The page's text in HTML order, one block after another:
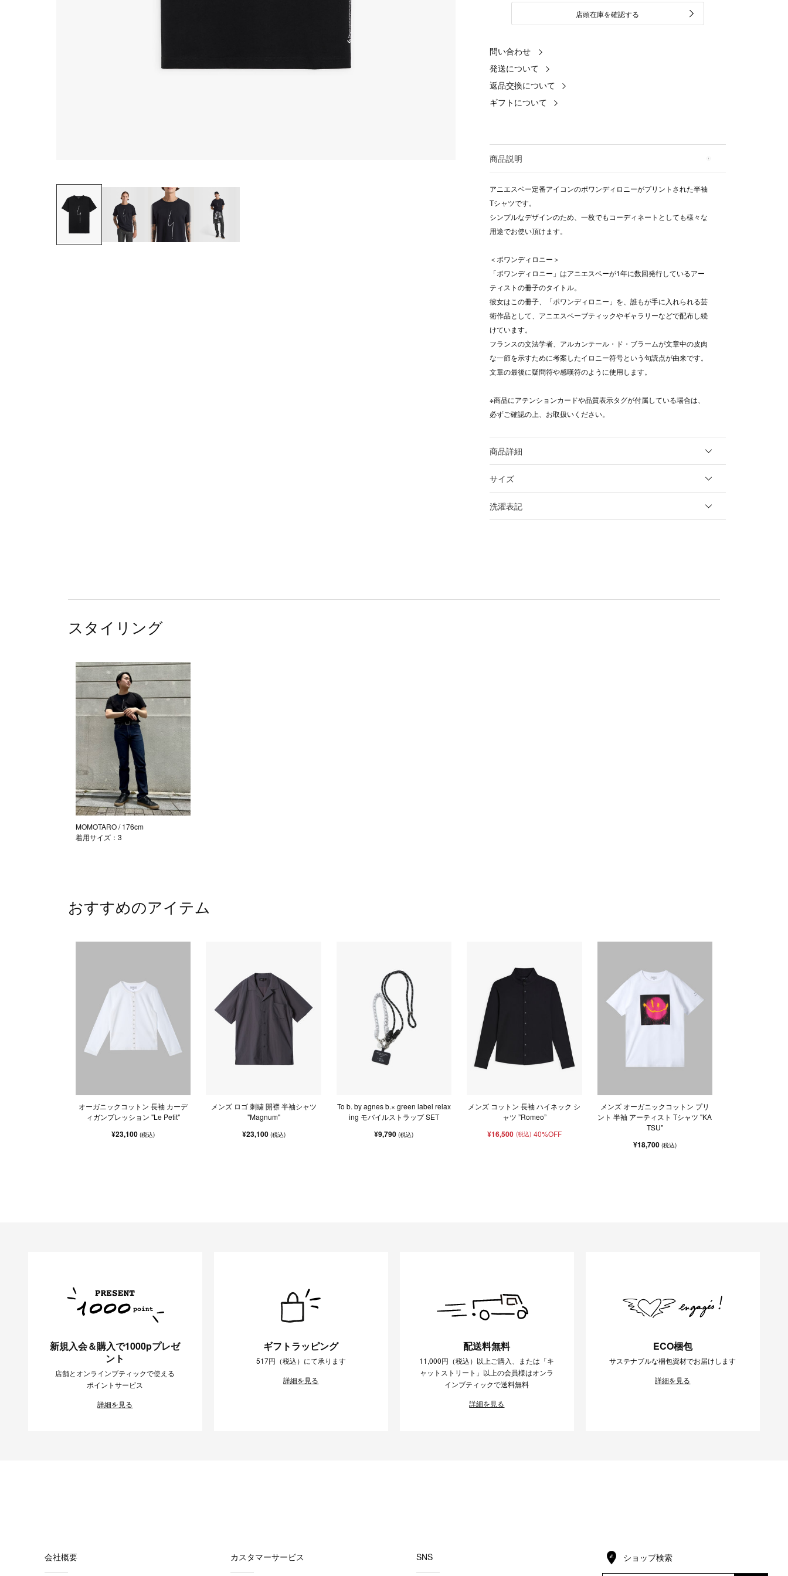
店頭在庫を確認する
問い合わせ
発送について
返品交換について
ギフトについて
商品説明
アニエスベー定番アイコンのポワンディロニーがプリントされた半袖
Tシャツです。
シンプルなデザインのため、一枚でもコーディネートとしても様々な
用途でお使い頂けます。
＜ポワンディロニー＞
「ポワンディロニー」はアニエスベーが1年に数回発行しているアー
ティストの冊子のタイトル。
彼女はこの冊子、「ポワンディロニー」を、誰もが手に入れられる芸
術作品として、アニエスベーブティックやギャラリーなどで配布し続
けています。
フランスの文法学者、アルカンテール・ド・ブラームが文章中の皮肉
な一節を示すために考案したイロニー符号という句読点が由来です。
文章の最後に疑問符や感嘆符のように使用します。
※商品にアテンションカードや品質表示タグが付属している場合は、
必ずご確認の上、お取扱いください。
商品詳細
サイズ
洗濯表記
スタイリング
MOMOTARO/ 176cm
着用サイズ：3
おすすめのアイテム
オーガニックコットン 長袖 カーデ
ィガンプレッション "Le Petit"
¥23,100(税込)
メンズ ロゴ 刺繍 開襟 半袖シャツ
"Magnum"
¥23,100 (税込)
To b. by agnes b.× green label relax
ing モバイルストラップ SET
¥9,790(税込)
メンズ コットン 長袖 ハイネック シ
ャツ ”Romeo”
¥16,500 (税込) 40%OFF
メンズ オーガニックコットン プリ
ント 半袖 アーティスト Tシャツ "KA
TSU"
¥18,700 (税込)
新規入会＆購入で1000pプレゼ
ント
店舗とオンラインブティックで使える
ポイントサービス
詳細を見る
ギフトラッピング
517円（税込）にて承ります
詳細を見る
配送料無料
11,000円（税込）以上ご購入、または「キ
ャットストリート」以上の会員様はオンラ
インブティックで送料無料
詳細を見る
ECO梱包
サステナブルな梱包資材でお届けします
詳細を見る
会社概要 カスタマーサービス SNS ショップ検索